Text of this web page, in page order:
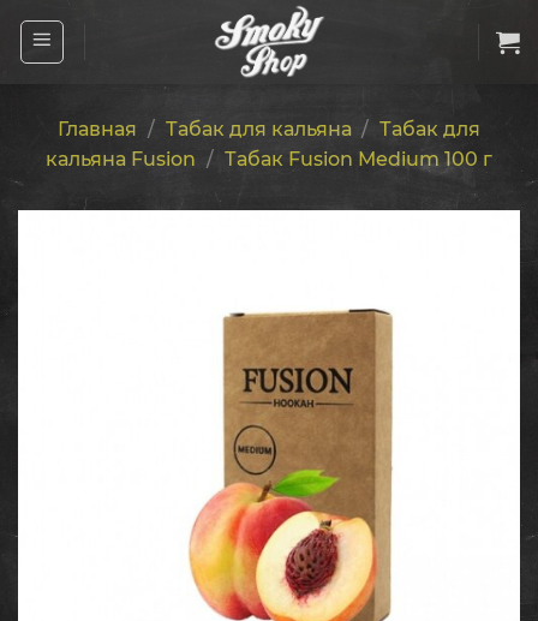
Главная / Табак для кальяна / Табак для
кальяна Fusion / Табак Fusion Medium 100 г